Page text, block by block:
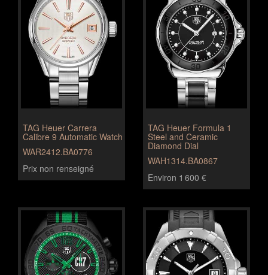
TAG Heuer Carrera
Calibre 9 Automatic Watch
WAR2412.BA0776
Prix non renseigné
TAG Heuer Formula 1
Steel and Ceramic
Diamond Dial
WAH1314.BA0867
Environ 1 600 €